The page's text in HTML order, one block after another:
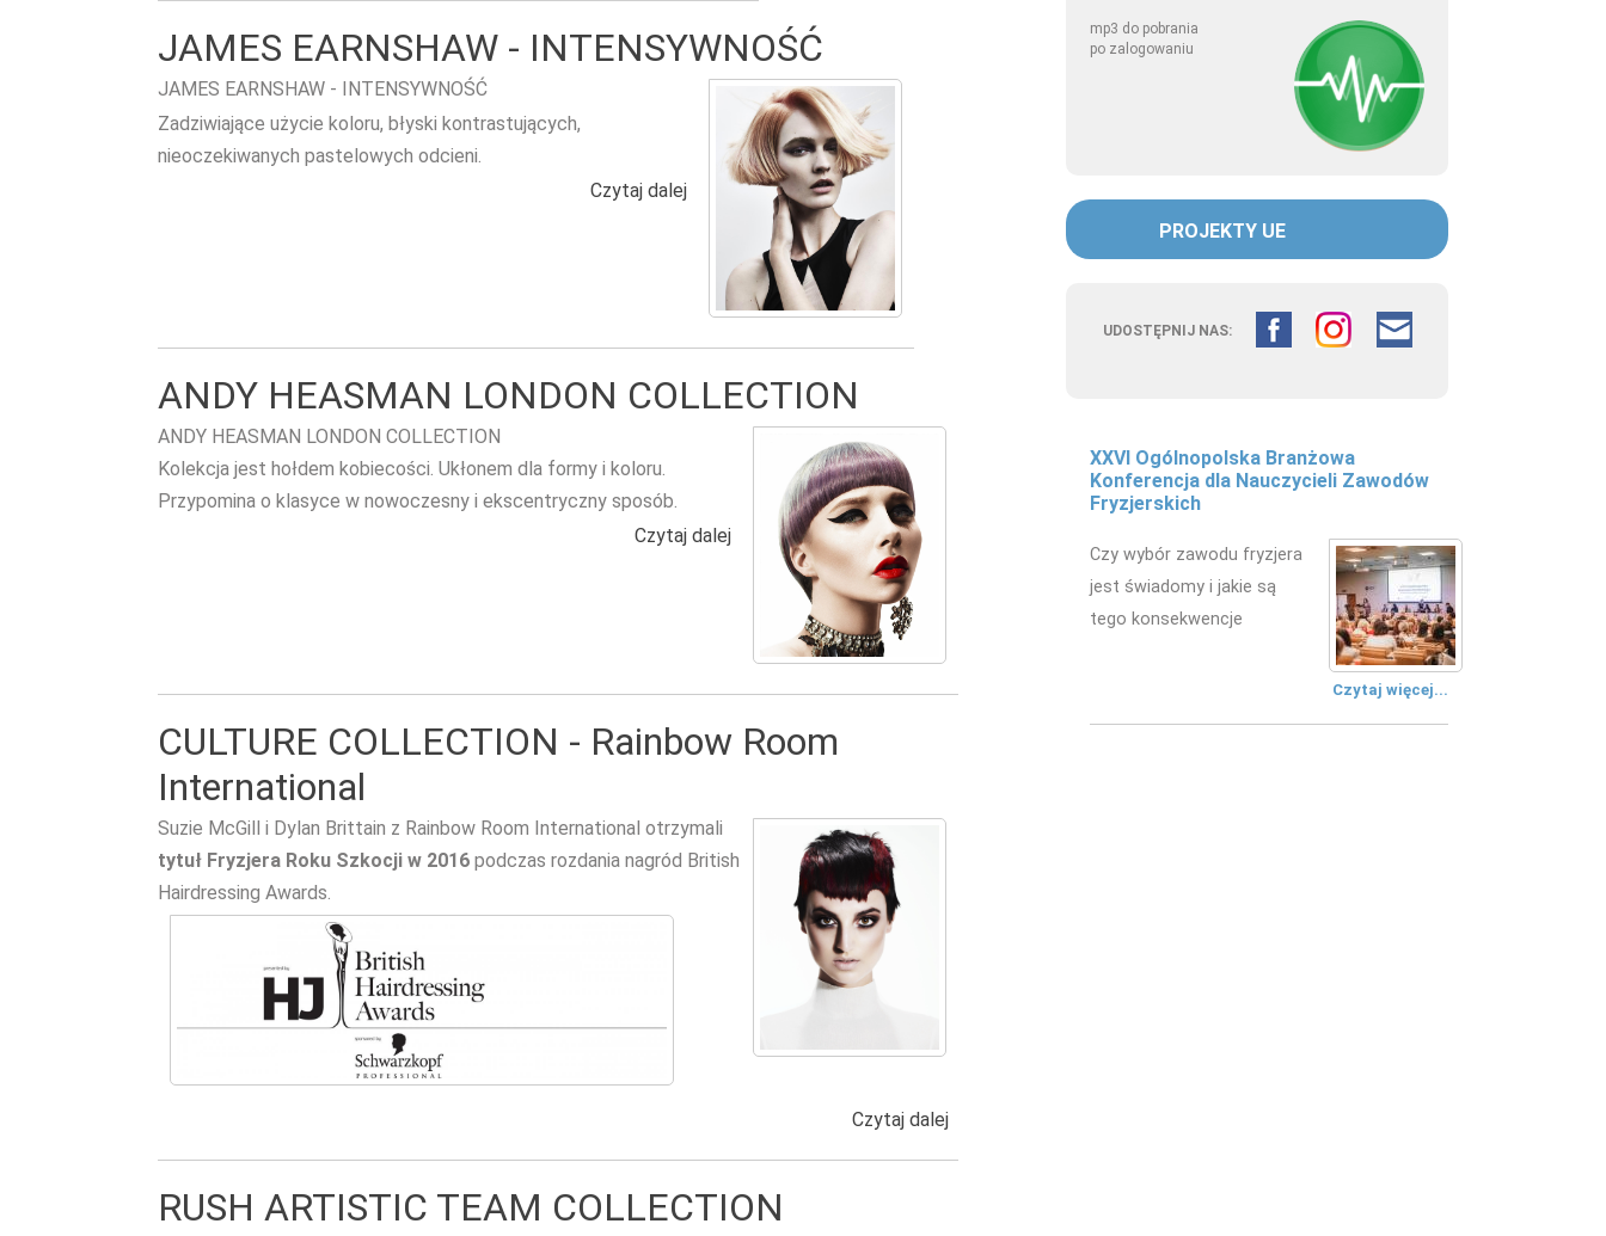
mp3 do pobrania
po zalogowaniu
PROJEKTY UE
UDOSTĘPNIJ NAS:
XXVI Ogólnopolska Branżowa
Konferencja dla Nauczycieli Zawodów
Fryzjerskich
Czy wybór zawodu fryzjera
jest świadomy i jakie są
tego konsekwencje
Czytaj więcej...
Fryzjerstwo łączy pokolenia –
doświadczenie edukacyjne w
kształceniu przyszłych fryzjerów
W Zespole Szkół
Mechanicznych w Kielcach
zorganizowano wydarzenie
Czytaj więcej...
JAMES EARNSHAW - INTENSYWNOŚĆ
JAMES EARNSHAW - INTENSYWNOŚĆ
Zadziwiające użycie koloru, błyski kontrastujących,
nieoczekiwanych pastelowych odcieni.
Czytaj dalej wpis JAMES EARNSHAW - INTENSYWNOŚĆ
ANDY HEASMAN LONDON COLLECTION
ANDY HEASMAN LONDON COLLECTION
Kolekcja jest hołdem kobiecości. Ukłonem dla formy i koloru.
Przypomina o klasyce w nowoczesny i ekscentryczny sposób.
Czytaj dalej wpis ANDY HEASMAN LONDON COLLECTION
CULTURE COLLECTION - Rainbow Room
International
Suzie McGill i Dylan Brittain z Rainbow Room International otrzymali
tytuł Fryzjera Roku Szkocji w 2016 podczas rozdania nagród British
Hairdressing Awards.
Czytaj dalej
RUSH ARTISTIC TEAM COLLECTION